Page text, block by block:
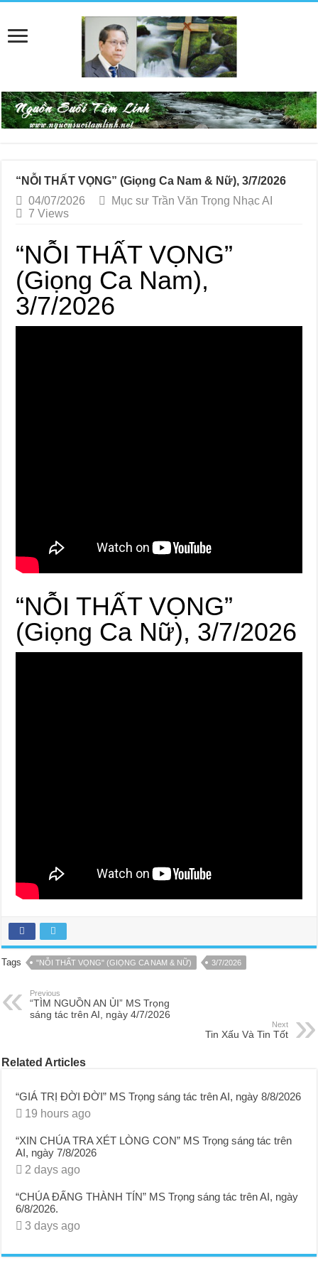
“NỖI THẤT VỌNG” (Giọng Ca Nam & Nữ), 3/7/2026
04/07/2026
Mục sư Trần Văn Trọng Nhạc AI
7 Views
“NỖI THẤT VỌNG”
(Giọng Ca Nam),
3/7/2026
“NỖI THẤT VỌNG”
(Giọng Ca Nữ), 3/7/2026
Tags "NỖI THẤT VỌNG" (GIỌNG CA NAM & NỮ) 3/7/2026
Previous
“TÌM NGUỒN AN ỦI” MS Trọng
sáng tác trên AI, ngày 4/7/2026
Next
Tin Xấu Và Tin Tốt
Related Articles
“GIÁ TRỊ ĐỜI ĐỜI” MS Trọng sáng tác trên AI, ngày 8/8/2026
19 hours ago
“XIN CHÚA TRA XÉT LÒNG CON” MS Trọng sáng tác trên
AI, ngày 7/8/2026
2 days ago
“CHÚA ĐẤNG THÀNH TÍN” MS Trọng sáng tác trên AI, ngày
6/8/2026.
3 days ago